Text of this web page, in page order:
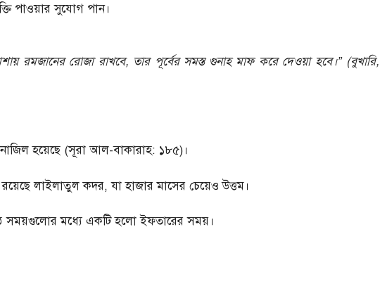
পাওয়ার সুযোগ পান।
রমজানের রোজা রাখবে, তার পূর্বের সমস্ত গুনাহ মাফ করে দেওয়া হবে।” (বুখারি,
হয়েছে (সূরা আল-বাকারাহ: ১৮৫)।
লাইলাতুল কদর, যা হাজার মাসের চেয়েও উত্তম।
সময়গুলোর মধ্যে একটি হলো ইফতারের সময়।